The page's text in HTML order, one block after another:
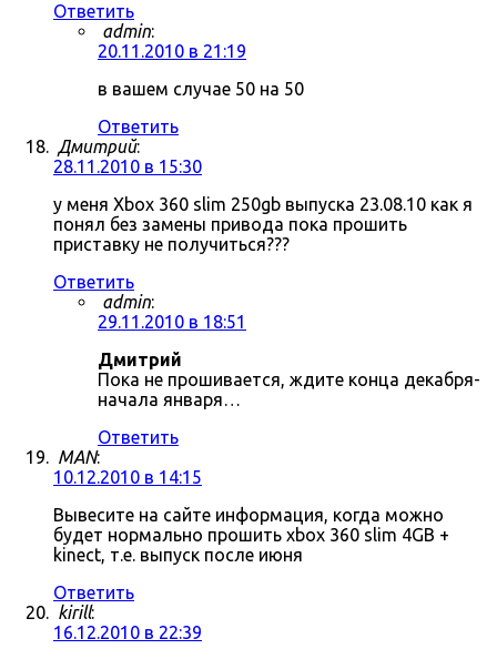
Ответить
admin:
20.11.2010 в 21:19
в вашем случае 50 на 50
Ответить
Дмитрий:
28.11.2010 в 15:30
у меня Xbox 360 slim 250gb выпуска 23.08.10 как я
понял без замены привода пока прошить
приставку не получиться???
Ответить
admin:
29.11.2010 в 18:51
Дмитрий
Пока не прошивается, ждите конца декабря-
начала января…
Ответить
MAN:
10.12.2010 в 14:15
Вывесите на сайте информация, когда можно
будет нормально прошить xbox 360 slim 4GB +
kinect, т.е. выпуск после июня
Ответить
kirill:
16.12.2010 в 22:39